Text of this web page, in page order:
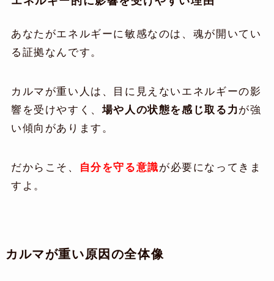
あなたがエネルギーに敏感なのは、魂が開いてい
る証拠なんです。
カルマが重い人は、目に見えないエネルギーの影
響を受けやすく、 場や人の状態を感じ取る力 が強
い傾向があります。
だからこそ、 自分を守る意識が必要になってきま
すよ。
カルマが重い原因の全体像